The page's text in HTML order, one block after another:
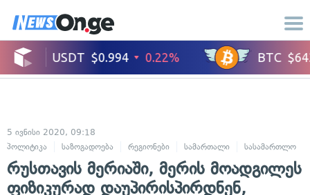
5 ივნისი 2020, 09:18
პოლიტიკა
საზოგადოება რეგიონები სამართალი სასამართლო
რუსთავის მერიაში, მერის მოადგილეს
ფიზიკურად დაუპირისპირდნენ,